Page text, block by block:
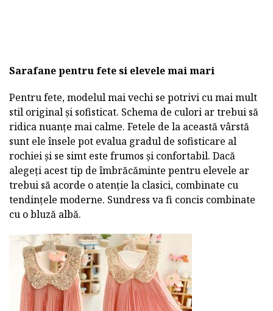
Sarafane pentru fete si elevele mai mari
Pentru fete, modelul mai vechi se potrivi cu mai mult
stil original și sofisticat. Schema de culori ar trebui să
ridica nuanțe mai calme. Fetele de la această vârstă
sunt ele însele pot evalua gradul de sofisticare al
rochiei și se simt este frumos și confortabil. Dacă
alegeți acest tip de îmbrăcăminte pentru elevele ar
trebui să acorde o atenție la clasici, combinate cu
tendințele moderne. Sundress va fi concis combinate
cu o bluză albă.